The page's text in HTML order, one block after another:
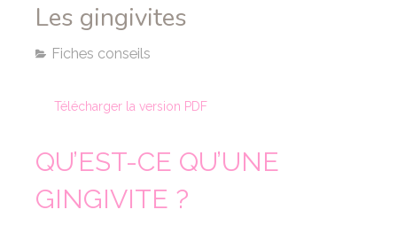
Les gingivites
Fiches conseils
Télécharger la version PDF
QU’EST-CE QU’UNE
GINGIVITE ?